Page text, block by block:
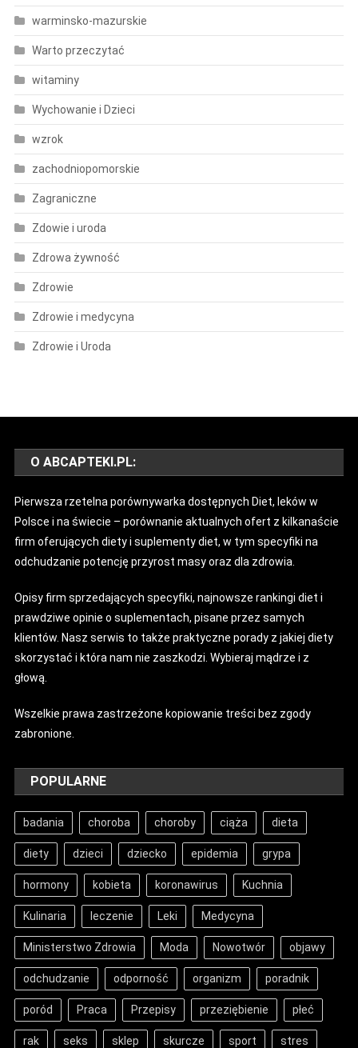
warminsko-mazurskie
Warto przeczytać
witaminy
Wychowanie i Dzieci
wzrok
zachodniopomorskie
Zagraniczne
Zdowie i uroda
Zdrowa żywność
Zdrowie
Zdrowie i medycyna
Zdrowie i Uroda
O ABCAPTEKI.PL:
Pierwsza rzetelna porównywarka dostępnych Diet, leków w
Polsce i na świecie – porównanie aktualnych ofert z kilkanaście
firm oferujących diety i suplementy diet, w tym specyfiki na
odchudzanie potencję przyrost masy oraz dla zdrowia.
Opisy firm sprzedających specyfiki, najnowsze rankingi diet i
prawdziwe opinie o suplementach, pisane przez samych
klientów. Nasz serwis to także praktyczne porady z jakiej diety
skorzystać i która nam nie zaszkodzi. Wybieraj mądrze i z
głową.
Wszelkie prawa zastrzeżone kopiowanie treści bez zgody
zabronione.
POPULARNE
badania choroba choroby ciąża dieta
diety dzieci dziecko epidemia grypa
hormony kobieta koronawirus Kuchnia
Kulinaria leczenie Leki Medycyna
Ministerstwo Zdrowia Moda Nowotwór objawy
odchudzanie odporność organizm poradnik
poród Praca Przepisy przeziębienie płeć
rak seks sklep skurcze sport stres